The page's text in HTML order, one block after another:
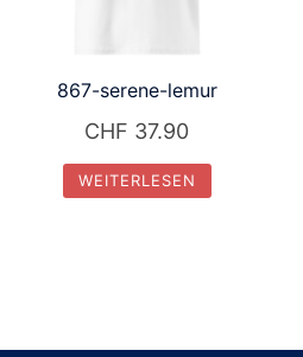
867-serene-lemur
CHF 37.90
WEITERLESEN